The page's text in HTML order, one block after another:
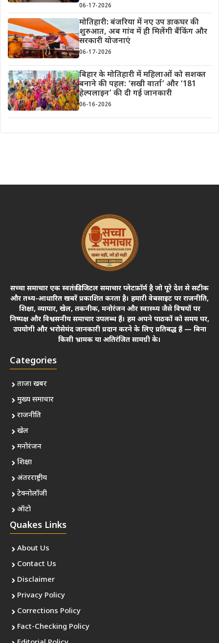
06-17-2026
मोतिहारी: बंजरिया में नए उप डाकघर की
शुरुआत, अब गांव में ही मिलेंगी बैंकिंग और
सरकारी योजनाएं
06-17-2026
बिहार के मोतिहारी में महिलाओं को सशक्त
बनाने की पहल: ‘सखी वार्ता’ और ‘181
हेल्पलाइन’ की दी गई जानकारी
06-16-2026
सच्चा समाचार एक स्वतंत्र डिजिटल समाचार प्लेटफ़ॉर्म है जो पूरे देश से सटीक
और तथ्य-आधारित खबरें प्रकाशित करता है। हमारी वेबसाइट पर राजनीति,
शिक्षा, व्यापार, खेल, तकनीक, मनोरंजन और स्वास्थ्य जैसे विषयों पर
निष्पक्ष और विश्वसनीय समाचार उपलब्ध हैं। हम अपने पाठकों को समय पर,
उपयोगी और भरोसेमंद जानकारी प्रदान करने के लिए प्रतिबद्ध हैं — बिना
किसी भ्रामक या अतिरंजित सामग्री के।
Categories
ताजा खबर
मुख्य समाचार
राजनीति
खेल
मनोरंजन
शिक्षा
अंतरराष्ट्रीय
टेक्नोलॉजी
ऑटो
Quakes Links
About Us
Contact Us
Disclaimer
Privacy Policy
Corrections Policy
Fact-Checking Policy